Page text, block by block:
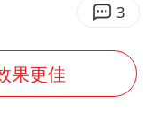
续约值不值
仍未知
3
果更佳